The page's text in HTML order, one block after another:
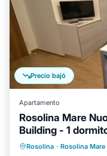
Precio bajó
Apartamento
Rosolina Mare
Building - 1
Rosolina · Rosolina Mare
Aparcamiento